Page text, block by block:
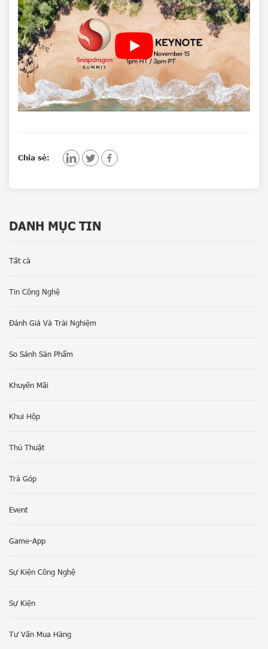
Chia sẻ:
DANH MỤC TIN
Tất cả
Tin Công Nghệ
Đánh Giá Và Trải Nghiệm
So Sánh Sản Phẩm
Khuyến Mãi
Khui Hộp
Thủ Thuật
Trả Góp
Event
Game-App
Sự Kiện Công Nghệ
Sự Kiện
Tư Vấn Mua Hàng